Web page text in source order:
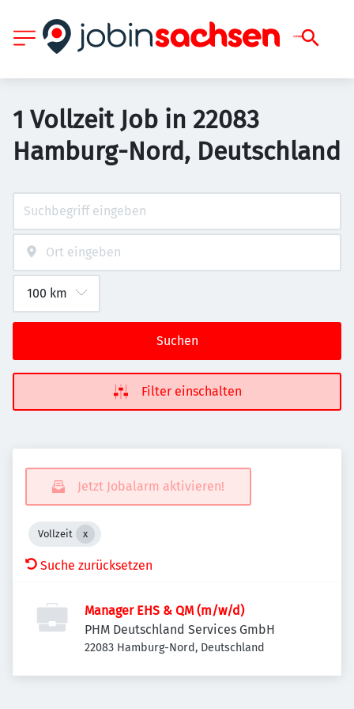
1 Vollzeit Job in 22083
Hamburg-Nord, Deutschland
Suchen
Filter einschalten
Jetzt Jobalarm aktivieren!
Vollzeit
Suche zurücksetzen
Manager EHS & QM (m/w/d)
PHM Deutschland Services GmbH
22083 Hamburg-Nord, Deutschland